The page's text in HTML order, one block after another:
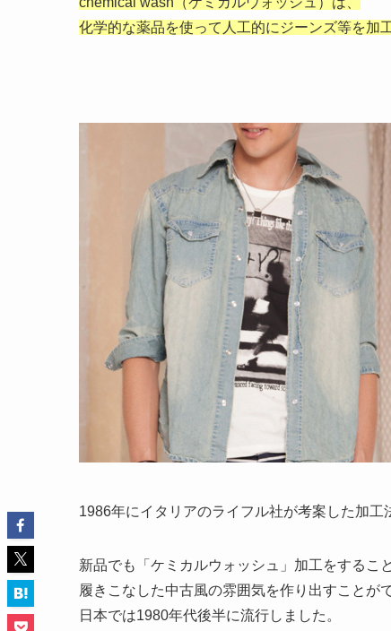
化学的な薬品を使って人工的にジーンズ等を加
1986年にイタリアのライフル社が考案した加工
新品でも「ケミカルウォッシュ」加工をすること
履きこなした中古風の雰囲気を作り出すことが
日本では1980年代後半に流行しました。